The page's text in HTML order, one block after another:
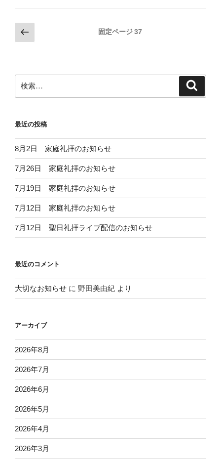
投
稿
ー
ジ
り
前
の
ジ
固定ページ37
索:
最近の投稿
8月2日 家庭礼拝のお知らせ
7月26日 家庭礼拝のお知らせ
7月19日 家庭礼拝のお知らせ
7月12日 家庭礼拝のお知らせ
7月12日 聖日礼拝ライブ配信のお知らせ
最近のコメント
大切なお知らせ に 野田美由紀 より
アーカイブ
2026年8月
2026年7月
2026年6月
2026年5月
2026年4月
2026年3月